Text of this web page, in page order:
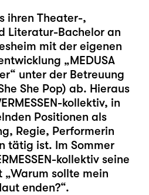
ihren Theater-,
Literatur-Bachelor an
mit der eigenen
„MEDUSA
unter der Betreuung
She Pop) ab. Hieraus
kollektiv, in
Positionen als
Regie, Performerin
tätig ist. Im Sommer
kollektiv seine
sollte mein
enden?“.